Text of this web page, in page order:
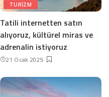
TURIZM
Tatili internetten satın
alıyoruz, kültürel miras ve
adrenalin istiyoruz
21 Ocak 2025